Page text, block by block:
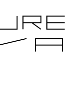
PARTENAIRES